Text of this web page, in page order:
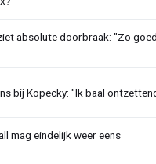
absolute doorbraak: "Zo goed
bij Kopecky: "Ik baal
mag eindelijk weer eens